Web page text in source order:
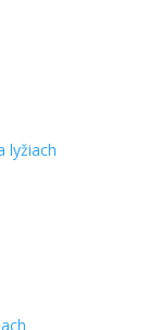
lyžiach